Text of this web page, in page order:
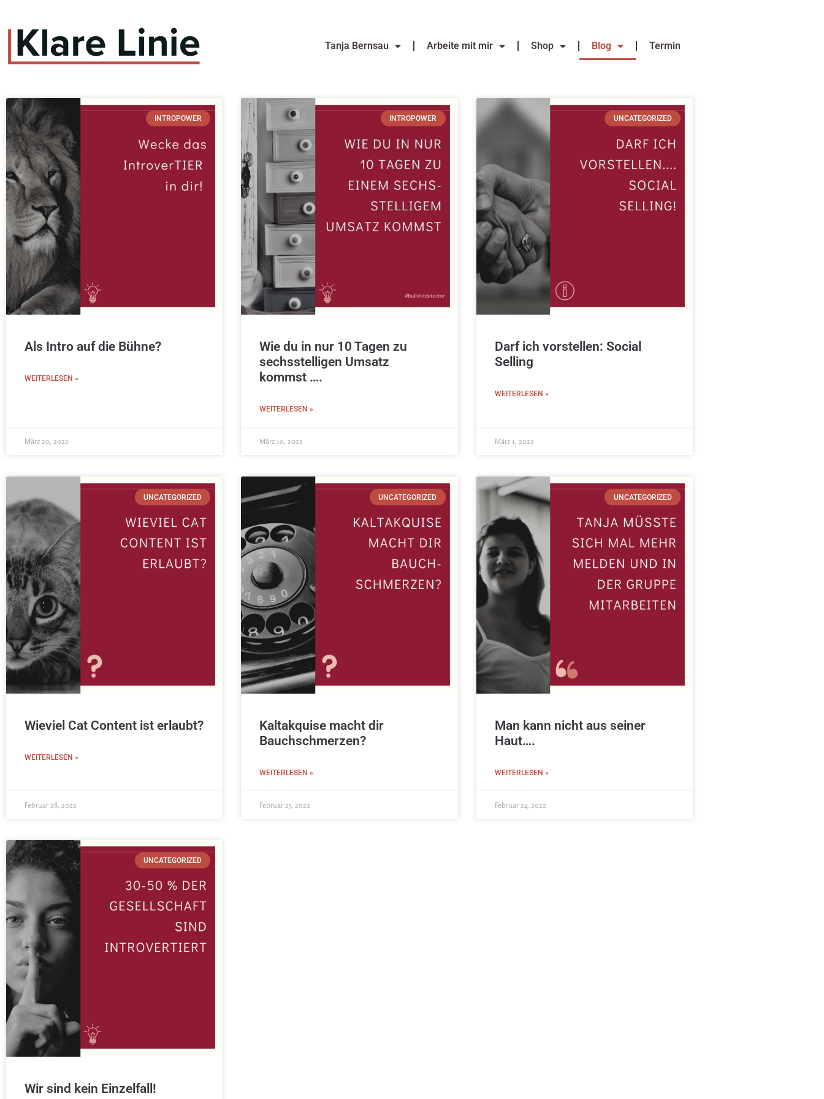
Tanja Bernsau Arbeite mit mir Shop Blog Termin
INTROPOWER
Als Intro auf die Bühne?
WEITERLESEN »
März 20, 2022
INTROPOWER
Wie du in nur 10 Tagen zu
sechsstelligen Umsatz
kommst ….
WEITERLESEN »
März 10, 2022
UNCATEGORIZED
Darf ich vorstellen: Social
Selling
WEITERLESEN »
März 1, 2022
UNCATEGORIZED
Wieviel Cat Content ist erlaubt?
WEITERLESEN »
Februar 28, 2022
UNCATEGORIZED
Kaltakquise macht dir
Bauchschmerzen?
WEITERLESEN »
Februar 25, 2022
UNCATEGORIZED
Man kann nicht aus seiner
Haut….
WEITERLESEN »
Februar 24, 2022
UNCATEGORIZED
Wir sind kein Einzelfall!